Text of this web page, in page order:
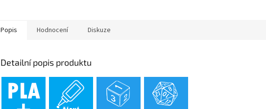
Popis Hodnocení Diskuze
Detailní popis produktu